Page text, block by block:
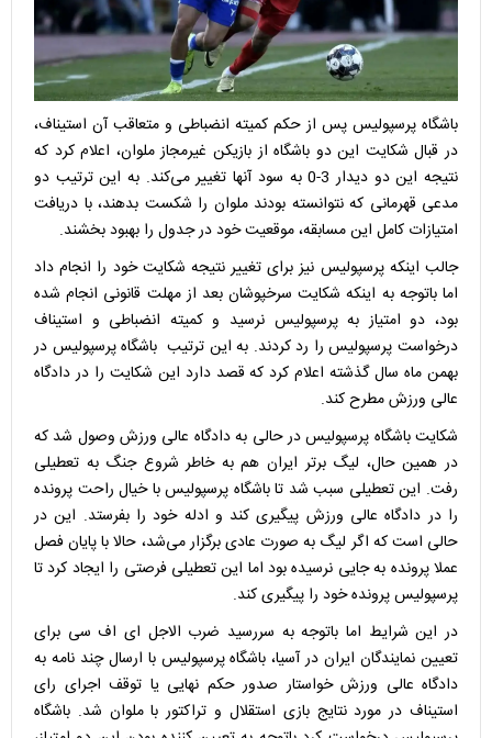
باشگاه پرسپولیس پس از حکم کمیته انضباطی و متعاقب آن استیناف،
در قبال شکایت این دو باشگاه از بازیکن غیرمجاز ملوان، اعلام کرد که
نتیجه این دو دیدار 3-0 به سود آنها تغییر می‌کند. به این ترتیب دو
مدعی قهرمانی که نتوانسته بودند ملوان را شکست بدهند، با دریافت
امتیازات کامل این مسابقه، موقعیت خود در جدول را بهبود بخشند.
جالب اینکه پرسپولیس نیز برای تغییر نتیجه شکایت خود را انجام داد
اما باتوجه به اینکه شکایت سرخپوشان بعد از مهلت قانونی انجام شده
بود، دو امتیاز به پرسپولیس نرسید و کمیته انضباطی و استیناف
درخواست پرسپولیس را رد کردند. به این ترتیب باشگاه پرسپولیس در
بهمن ماه سال گذشته اعلام کرد که قصد دارد این شکایت را در دادگاه
عالی ورزش مطرح کند.
شکایت باشگاه پرسپولیس در حالی به دادگاه عالی ورزش وصول شد که
در همین حال، لیگ برتر ایران هم به خاطر شروع جنگ به تعطیلی
رفت. این تعطیلی سبب شد تا باشگاه پرسپولیس با خیال راحت پرونده
را در دادگاه عالی ورزش پیگیری کند و ادله خود را بفرستد. این در
حالی است که اگر لیگ به صورت عادی برگزار می‌شد، حالا با پایان فصل
عملا پرونده به جایی نرسیده بود اما این تعطیلی فرصتی را ایجاد کرد تا
پرسپولیس پرونده خود را پیگیری کند.
در این شرایط اما باتوجه به سررسید ضرب الاجل ای اف سی برای
تعیین نمایندگان ایران در آسیا، باشگاه پرسپولیس با ارسال چند نامه به
دادگاه عالی ورزش خواستار صدور حکم نهایی یا توقف اجرای رای
استیناف در مورد نتایج بازی استقلال و تراکتور با ملوان شد. باشگاه